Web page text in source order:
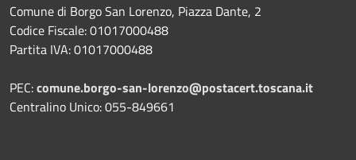
Comune di Borgo San Lorenzo, Piazza Dante, 2
Codice Fiscale: 01017000488
Partita IVA: 01017000488
PEC:comune.borgo-san-lorenzo@postacert.toscana.it
Centralino Unico: 055-849661